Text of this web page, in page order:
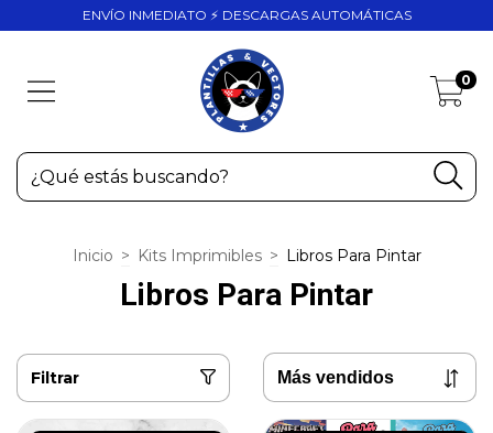
ENVÍO INMEDIATO ⚡ DESCARGAS AUTOMÁTICAS
0
Inicio > Kits Imprimibles > Libros Para Pintar
Libros Para Pintar
Filtrar